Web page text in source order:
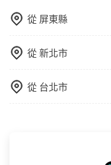
booking@tripool.app
從 屏東縣
從新北市
從 台北市